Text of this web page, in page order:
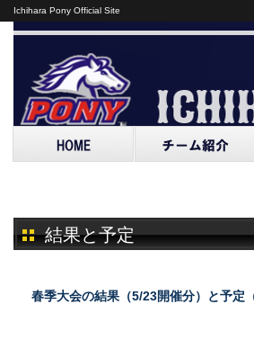
Ichihara Pony Official Site
結果と予定
春季大会の結果（5/23開催分）と予定